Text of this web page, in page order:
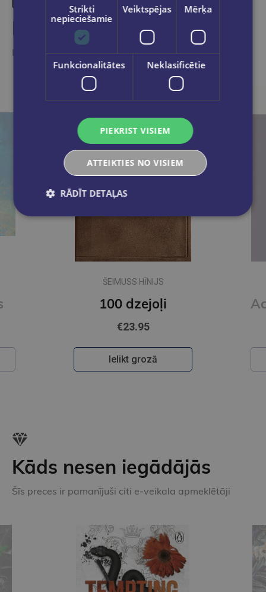
Līdzīgas preces
Ieskaties, varbūt noder
Pēdējais eks.
LINDA MENCE
€15.95
Ielikt grozā
Kāds nesen iegādājās
Šīs preces ir pamanījuši citi e-veikala apmeklētāji
Strikti
nepieciešamie
Veiktspējas Mērķa
Funkcionalitātes Neklasificētie
PIEKRIST VISIEM
ATTEIKTIES NO VISIEM
RĀDĪT DETAĻAS